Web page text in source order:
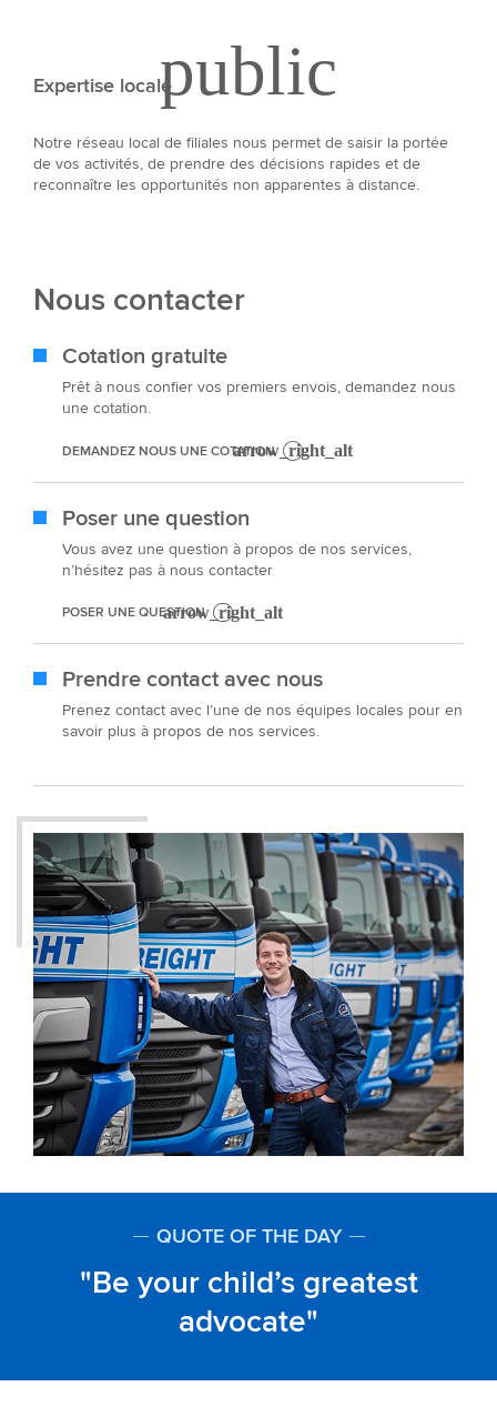
Expertise locale
Notre réseau local de filiales nous permet de saisir la portée
de vos activités, de prendre des décisions rapides et de
reconnaître les opportunités non apparentes à distance.
Nous contacter
Cotation gratuite
Prêt à nous confier vos premiers envois, demandez nous
une cotation.
DEMANDEZ NOUS UNE COTATION
Poser une question
Vous avez une question à propos de nos services,
n’hésitez pas à nous contacter
POSER UNE QUESTION
Prendre contact avec nous
Prenez contact avec l’une de nos équipes locales pour en
savoir plus à propos de nos services.
QUOTE OF THE DAY
Be your child’s greatest
advocate